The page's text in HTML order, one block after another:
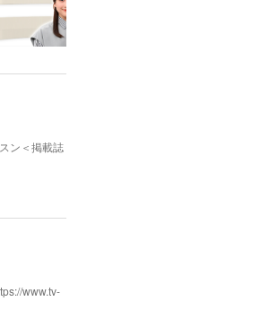
ン＜掲載誌
www.tv-